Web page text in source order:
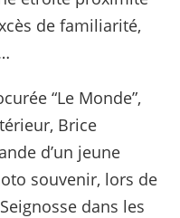
de familiarité,
“Le Monde”,
Brice
d’un jeune
souvenir, lors de
dans les